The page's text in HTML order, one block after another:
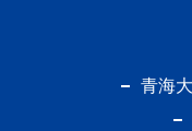
青海